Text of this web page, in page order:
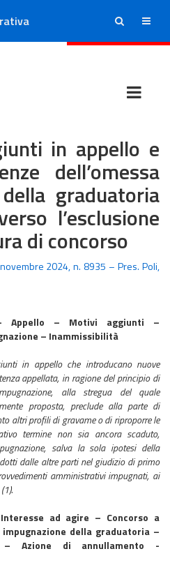
ricerca menu
in appello e
dell’omessa
graduatoria
l’esclusione
di concorso
2024, n. 8935 – Pres. Poli,
Appello – Motivi aggiunti –
– Inammissibilità
in appello che introducano nuove
appellata, in ragione del principio di
alla stregua del quale
proposta, preclude alla parte di
altri profili di gravame o di riproporre le
termine non sia ancora scaduto,
salva la sola ipotesi della
dalle altre parti nel giudizio di primo
amministrativi impugnati, ai
ad agire – Concorso a
della graduatoria –
– Azione di annullamento -